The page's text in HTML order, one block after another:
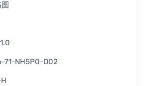
71-NH5P0-D02